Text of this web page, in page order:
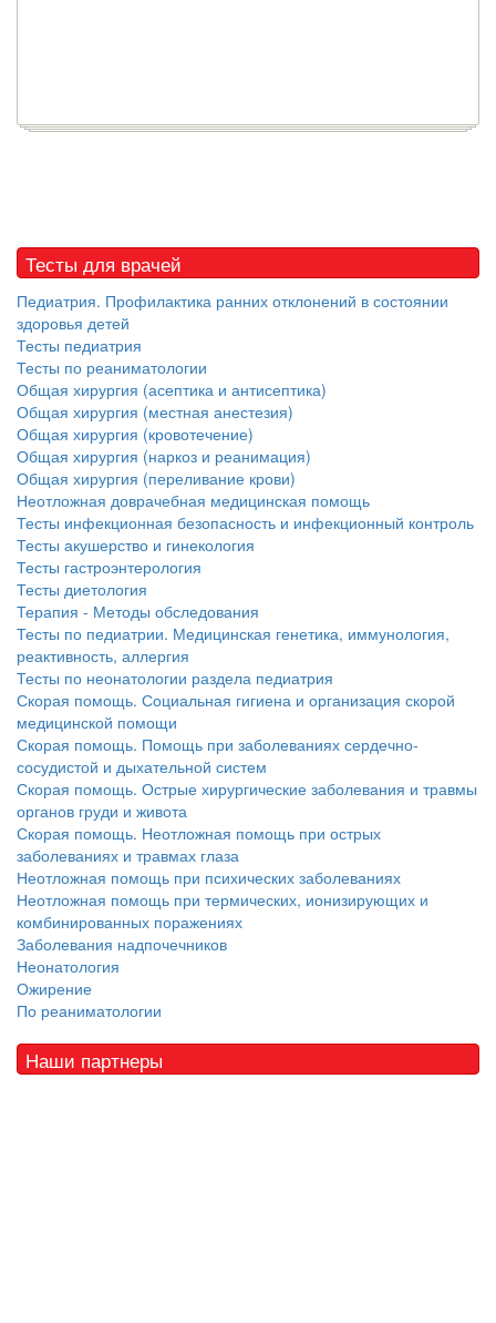
Тесты для врачей
Педиатрия. Профилактика ранних отклонений в состоянии
здоровья детей
Тесты педиатрия
Тесты по реаниматологии
Общая хирургия (асептика и антисептика)
Общая хирургия (местная анестезия)
Общая хирургия (кровотечение)
Общая хирургия (наркоз и реанимация)
Общая хирургия (переливание крови)
Неотложная доврачебная медицинская помощь
Тесты инфекционная безопасность и инфекционный контроль
Тесты акушерство и гинекология
Тесты гастроэнтерология
Тесты диетология
Терапия - Методы обследования
Тесты по педиатрии. Медицинская генетика, иммунология,
реактивность, аллергия
Тесты по неонатологии раздела педиатрия
Скорая помощь. Социальная гигиена и организация скорой
медицинской помощи
Скорая помощь. Помощь при заболеваниях сердечно-
сосудистой и дыхательной систем
Скорая помощь. Острые хирургические заболевания и травмы
органов груди и живота
Скорая помощь. Неотложная помощь при острых
заболеваниях и травмах глаза
Неотложная помощь при психических заболеваниях
Неотложная помощь при термических, ионизирующих и
комбинированных поражениях
Заболевания надпочечников
Неонатология
Ожирение
По реаниматологии
Наши партнеры